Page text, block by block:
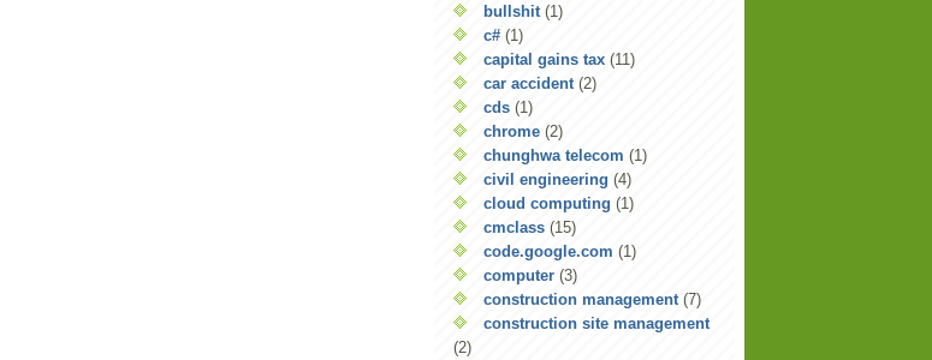
bullshit (1)
c# (1)
capital gains tax (11)
car accident (2)
cds (1)
chrome (2)
chunghwa telecom (1)
civil engineering (4)
cloud computing (1)
cmclass (15)
code.google.com (1)
computer (3)
construction management (7)
construction site management
(2)